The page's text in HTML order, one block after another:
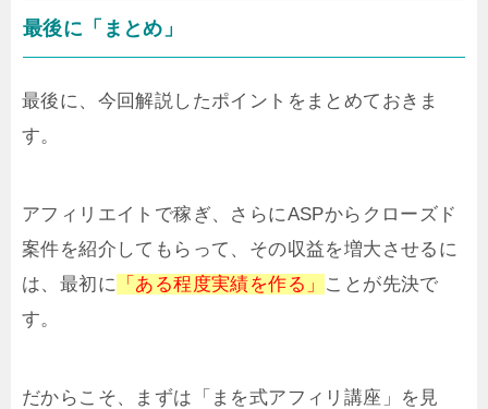
最後に「まとめ」
最後に、今回解説したポイントをまとめておきま
す。
アフィリエイトで稼ぎ、さらにASPからクローズド
案件を紹介してもらって、その収益を増大させるに
は、最初に
「ある程度実績を作る」 ことが先決で
す。
だからこそ、まずは「まを式アフィリ講座」を見